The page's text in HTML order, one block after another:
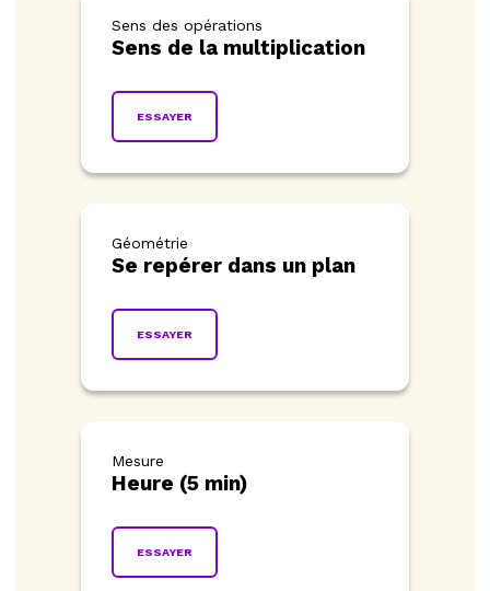
Sens des opérations
Sens de la multiplication
ESSAYER
Géométrie
Se repérer dans un plan
ESSAYER
Mesure
Heure (5 min)
ESSAYER